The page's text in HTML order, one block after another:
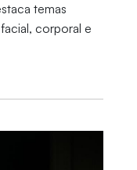
temas
corporal e